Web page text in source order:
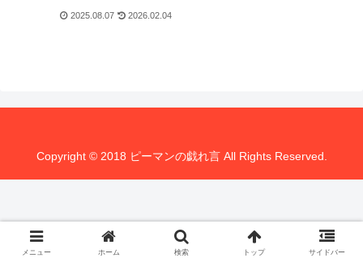
2025.08.07 2026.02.04
Copyright © 2018 ピーマンの戯れ言 All Rights Reserved.
メニュー ホーム 検索 トップ サイドバー